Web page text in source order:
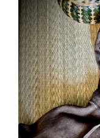
稿
ナ
ビ
ゲ
ー
シ